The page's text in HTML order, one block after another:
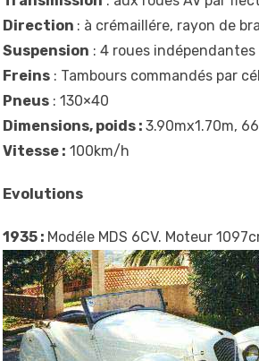
Direction : à crémaillére, rayon de
Suspension : 4 roues indépendantes
Freins : Tambours commandés par
Pneus : 130×40
Dimensions, poids : 3.90mx1.70m,
Vitesse : 100km/h
Evolutions
1935 : Modéle MDS 6CV. Moteur